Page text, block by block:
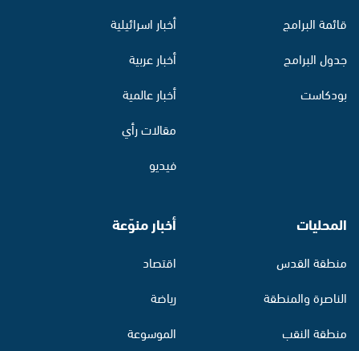
قائمة البرامج
جدول البرامج
بودكاست
أخبار اسرائيلية
أخبار عربية
أخبار عالمية
مقالات رأي
فيديو
المحليات
منطقة القدس
الناصرة والمنطقة
منطقة النقب
أخبار منوّعة
اقتصاد
رياضة
الموسوعة